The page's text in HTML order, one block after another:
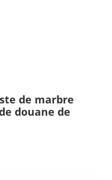
de marbre
douane de